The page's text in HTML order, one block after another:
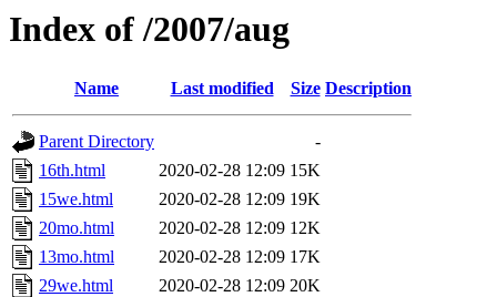
Index of /2007/aug
Name Last modified Size Description
Parent Directory
-
16th.html
2020-02-28 12:09 15K
15we.html
2020-02-28 12:09 19K
20mo.html
2020-02-28 12:09 12K
13mo.html
2020-02-28 12:09 17K
29we.html
2020-02-28 12:09 20K